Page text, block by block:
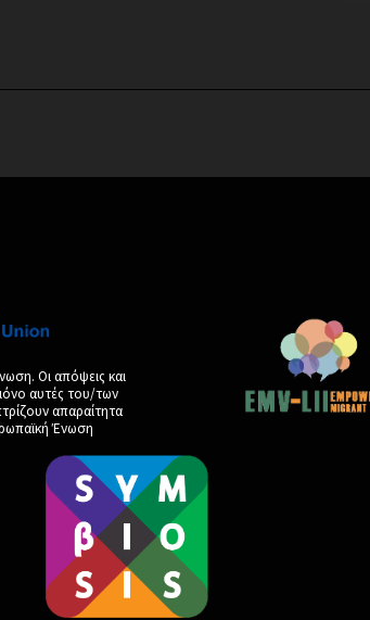
Οι απόψεις και
αυτές του/των
απαραίτητα
Ένωση